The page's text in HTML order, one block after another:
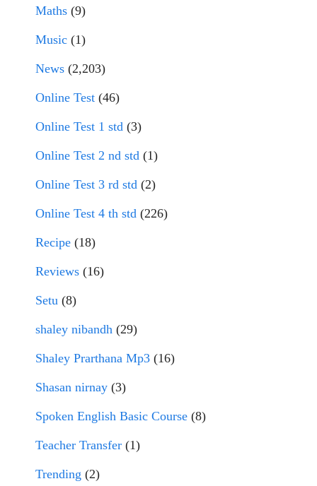
Maths (9)
Music (1)
News (2,203)
Online Test (46)
Online Test 1 std (3)
Online Test 2 nd std (1)
Online Test 3 rd std (2)
Online Test 4 th std (226)
Recipe (18)
Reviews (16)
Setu (8)
shaley nibandh (29)
Shaley Prarthana Mp3 (16)
Shasan nirnay (3)
Spoken English Basic Course (8)
Teacher Transfer (1)
Trending (2)